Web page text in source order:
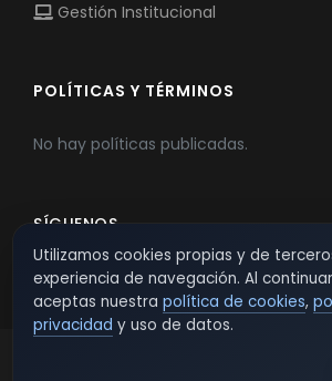
Gestión Institucional
POLÍTICAS Y TÉRMINOS
No hay políticas publicadas.
SÍGUENOS
Utilizamos cookies propias y de
experiencia de navegación. Al
aceptas nuestra política de cookies,
privacidad y uso de datos.